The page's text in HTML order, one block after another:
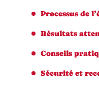
Processus de
Résultats
Conseils
Sécurité et